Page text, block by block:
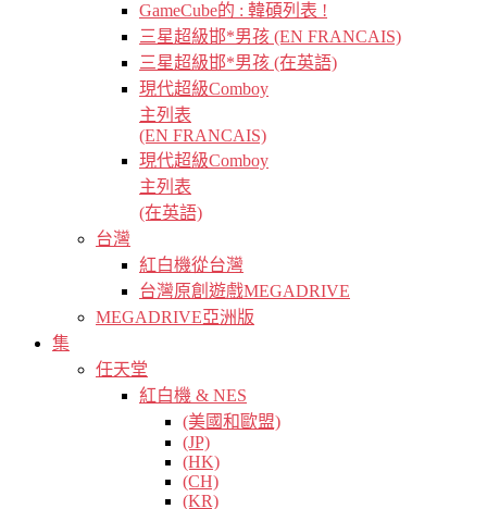
GameCube的 : 韓碩列表 !
三星超級邯*男孩 (EN FRANCAIS)
三星超級邯*男孩 (在英語)
現代超級Comboy
主列表
(EN FRANCAIS)
現代超級Comboy
主列表
(在英語)
台灣
紅白機從台灣
台灣原創遊戲MEGADRIVE
MEGADRIVE亞洲版
集
任天堂
紅白機 & NES
(美國和歐盟)
(JP)
(HK)
(CH)
(KR)